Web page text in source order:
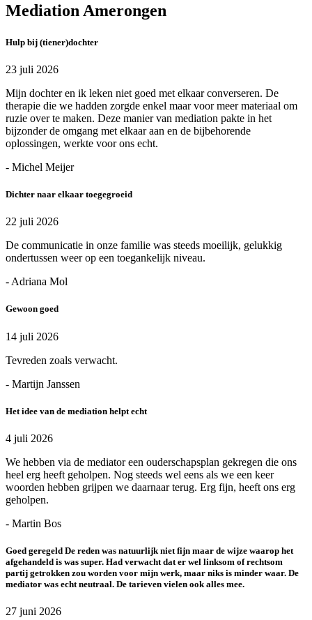
Mediation Amerongen
Hulp bij (tiener)dochter
23 juli 2026
Mijn dochter en ik leken niet goed met elkaar converseren. De
therapie die we hadden zorgde enkel maar voor meer materiaal om
ruzie over te maken. Deze manier van mediation pakte in het
bijzonder de omgang met elkaar aan en de bijbehorende
oplossingen, werkte voor ons echt.
- Michel Meijer
Dichter naar elkaar toegegroeid
22 juli 2026
De communicatie in onze familie was steeds moeilijk, gelukkig
ondertussen weer op een toegankelijk niveau.
- Adriana Mol
Gewoon goed
14 juli 2026
Tevreden zoals verwacht.
- Martijn Janssen
Het idee van de mediation helpt echt
4 juli 2026
We hebben via de mediator een ouderschapsplan gekregen die ons
heel erg heeft geholpen. Nog steeds wel eens als we een keer
woorden hebben grijpen we daarnaar terug. Erg fijn, heeft ons erg
geholpen.
- Martin Bos
Goed geregeld De reden was natuurlijk niet fijn maar de wijze waarop het
afgehandeld is was super. Had verwacht dat er wel linksom of rechtsom
partij getrokken zou worden voor mijn werk, maar niks is minder waar. De
mediator was echt neutraal. De tarieven vielen ook alles mee.
27 juni 2026